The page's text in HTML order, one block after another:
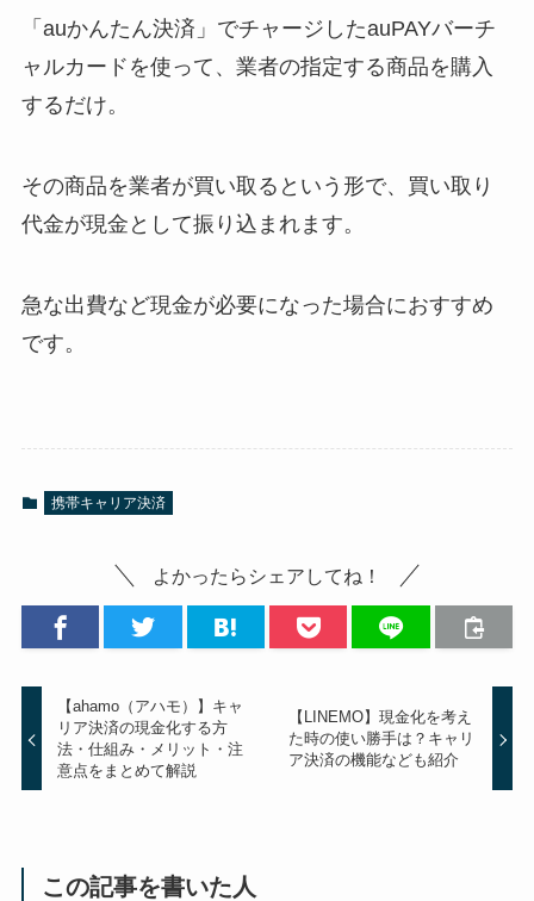
「auかんたん決済」でチャージしたauPAYバーチ
ャルカードを使って、業者の指定する商品を購入
するだけ。
その商品を業者が買い取るという形で、買い取り
代金が現金として振り込まれます。
急な出費など現金が必要になった場合におすすめ
です。
携帯キャリア決済
よかったらシェアしてね！
【ahamo（アハモ）】キャ
リア決済の現金化する方
法・仕組み・メリット・注
意点をまとめて解説
【LINEMO】現金化を考え
た時の使い勝手は？キャリ
ア決済の機能なども紹介
この記事を書いた人